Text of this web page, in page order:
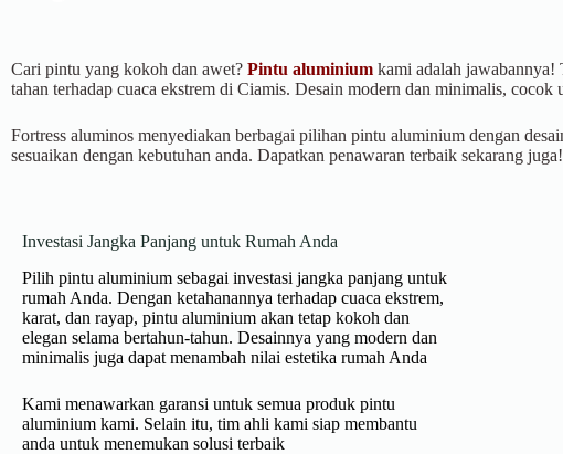
Cari pintu yang kokoh dan awet? Pintu aluminium kami adalah jawabannya!
tahan terhadap cuaca ekstrem di Ciamis. Desain modern dan minimalis, cocok
Fortress aluminos menyediakan berbagai pilihan pintu aluminium dengan
sesuaikan dengan kebutuhan anda. Dapatkan penawaran terbaik sekarang juga!
Investasi Jangka Panjang untuk Rumah Anda
Pilih pintu aluminium sebagai investasi jangka panjang untuk
rumah Anda. Dengan ketahanannya terhadap cuaca ekstrem,
karat, dan rayap, pintu aluminium akan tetap kokoh dan
elegan selama bertahun-tahun. Desainnya yang modern dan
minimalis juga dapat menambah nilai estetika rumah Anda
Kami menawarkan garansi untuk semua produk pintu
aluminium kami. Selain itu, tim ahli kami siap membantu
anda untuk menemukan solusi terbaik